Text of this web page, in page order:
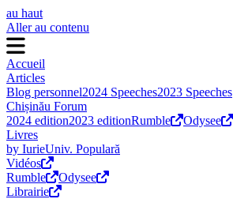
au haut
Aller au contenu
Accueil
Articles
Blog personnel2024 Speeches2023 Speeches
Chișinău Forum
2024 edition2023 editionRumble
Odysee
Livres
by IurieUniv. Populară
Vidéos
Rumble
Odysee
Librairie